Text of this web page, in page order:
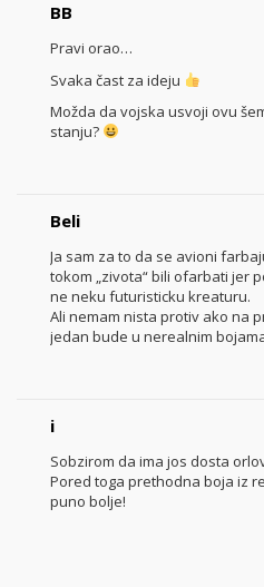
BB
Pravi orao…
Svaka čast za ideju
Možda da vojska usvoji ovu
stanju?
Beli
Ja sam za to da se avioni
tokom „zivota“ bili ofarbati jer
ne neku futuristicku kreaturu.
Ali nemam nista protiv ako na
jedan bude u nerealnim
i
Sobzirom da ima jos dosta
Pored toga prethodna boja iz
puno bolje!